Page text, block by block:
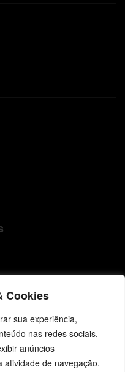
Cookies
sua experiência,
nas redes sociais,
anúncios
atividade de navegação.